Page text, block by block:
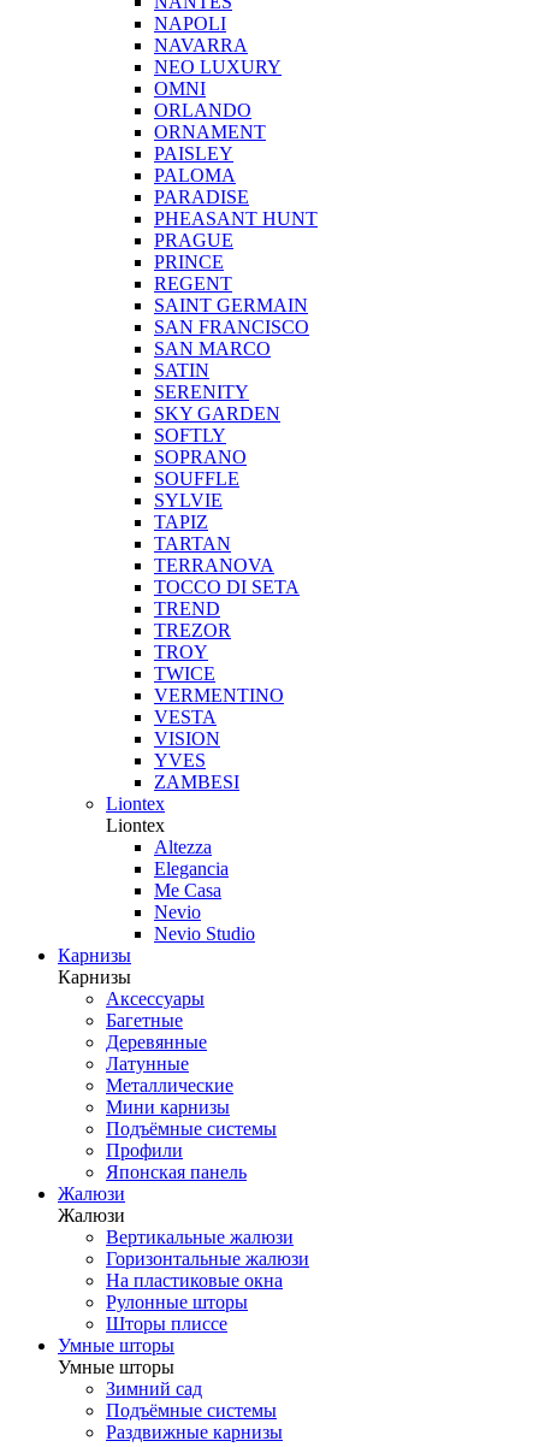
NAPOLI
NAVARRA
NEO LUXURY
OMNI
ORLANDO
ORNAMENT
PAISLEY
PALOMA
PARADISE
PHEASANT HUNT
PRAGUE
PRINCE
REGENT
SAINT GERMAIN
SAN FRANCISCO
SAN MARCO
SATIN
SERENITY
SKY GARDEN
SOFTLY
SOPRANO
SOUFFLE
SYLVIE
TAPIZ
TARTAN
TERRANOVA
TOCCO DI SETA
TREND
TREZOR
TROY
TWICE
VERMENTINO
VESTA
VISION
YVES
ZAMBESI
Liontex
Liontex
Altezza
Elegancia
Me Casa
Nevio
Nevio Studio
Карнизы
Карнизы
Аксессуары
Багетные
Деревянные
Латунные
Металлические
Мини карнизы
Подъёмные системы
Профили
Японская панель
Жалюзи
Жалюзи
Вертикальные жалюзи
Горизонтальные жалюзи
На пластиковые окна
Рулонные шторы
Шторы плиссе
Умные шторы
Умные шторы
Зимний сад
Подъёмные системы
Раздвижные карнизы